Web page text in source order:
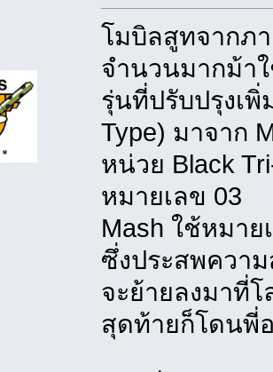
โมบิลสูทจากภ
จำนวนมากม้าใ
รุ่นที่ปรับปรุงเพิ่
Type) มาจาก
หน่วย Black
หมายเลข 03
Mash ใช้หมาย
ซึ่งประสพควา
จะย้ายลงมาที่โ
สุดท้ายก็โดนพี่